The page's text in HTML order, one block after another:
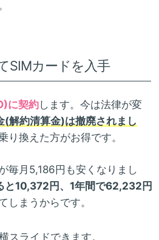
SIMカードを入手
に契約します。今は法律が変
(解約清算金)は撤廃されまし
り換えた方がお得です。
毎月5,186円も安くなりまし
と10,372円、1年間で62,232円
しまうからです。
スライドできます。